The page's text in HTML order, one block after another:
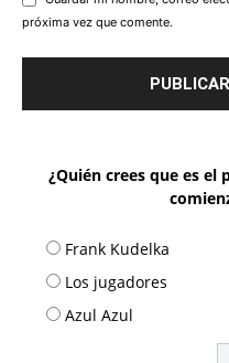
próxima vez que comente.
¿Quién crees que es
Frank Kudelka
Los jugadores
Azul Azul